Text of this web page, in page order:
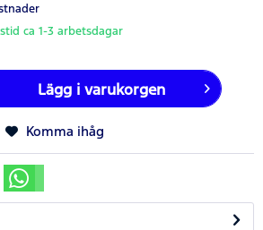
ca 1-3 arbetsdagar
Lägg i varukorgen
Komma ihåg